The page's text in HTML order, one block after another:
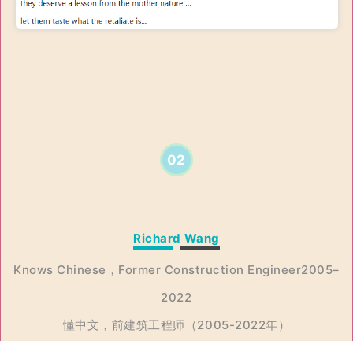
02
Richard Wang
Knows Chinese，Former Construction Engineer2005–
2022
懂中文，前建筑工程师（2005-2022年）